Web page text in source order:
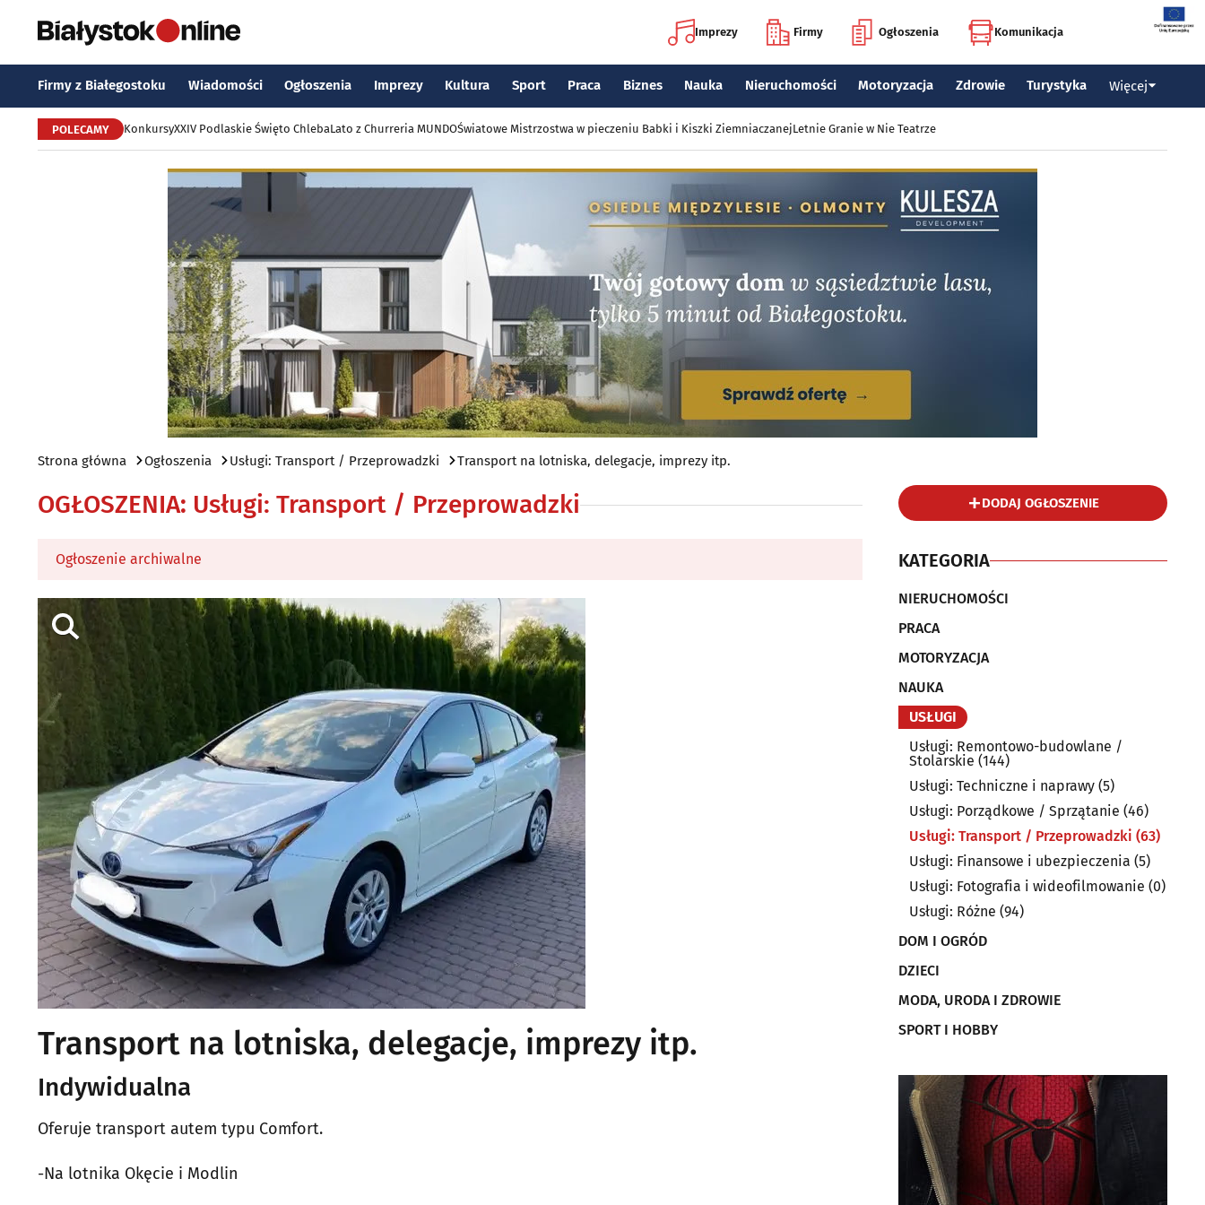
Imprezy Firmy Ogłoszenia Komunikacja
Firmy z Białegostoku Wiadomości Ogłoszenia Imprezy Kultura Sport Praca Biznes Nauka Nieruchomości Motoryzacja Zdrowie Turystyka Więcej
POLECAMY KonkursyXXIV Podlaskie Święto ChlebaLato z Churreria MUNDOŚwiatowe Mistrzostwa w pieczeniu Babki i Kiszki ZiemniaczanejLetnie Granie w Nie Teatrze
Strona główna Ogłoszenia Usługi: Transport / Przeprowadzki Transport na lotniska, delegacje, imprezy itp.
OGŁOSZENIA: Usługi: Transport / Przeprowadzki
Ogłoszenie archiwalne
Transport na lotniska, delegacje, imprezy itp.
Indywidualna
Oferuje transport autem typu Comfort.
-Na lotnika Okęcie i Modlin
DODAJ OGŁOSZENIE
KATEGORIA
NIERUCHOMOŚCI
PRACA
MOTORYZACJA
NAUKA
USŁUGI
Usługi: Remontowo-budowlane /
Stolarskie (144)
Usługi: Techniczne i naprawy (5)
Usługi: Porządkowe / Sprzątanie (46)
Usługi: Transport / Przeprowadzki (63)
Usługi: Finansowe i ubezpieczenia (5)
Usługi: Fotografia i wideofilmowanie (0)
Usługi: Różne (94)
DOM I OGRÓD
DZIECI
MODA, URODA I ZDROWIE
SPORT I HOBBY